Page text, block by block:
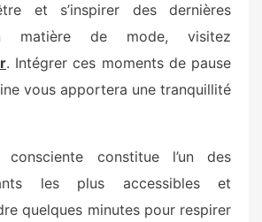
et s’inspirer des dernières
matière de mode, visitez
. Intégrer ces moments de pause
vous apportera une tranquillité
consciente constitue l’un des
les plus accessibles et
quelques minutes pour respirer